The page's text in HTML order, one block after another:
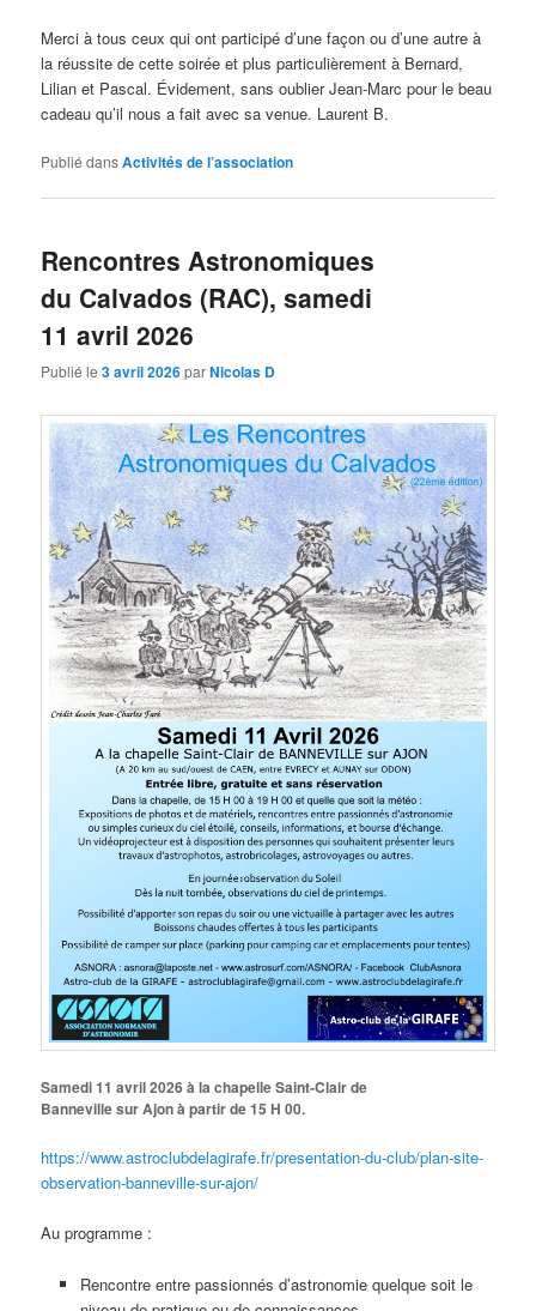
Merci à tous ceux qui ont participé d’une façon ou d’une autre à
la réussite de cette soirée et plus particulièrement à Bernard,
Lilian et Pascal. Évidement, sans oublier Jean-Marc pour le beau
cadeau qu’il nous a fait avec sa venue. Laurent B.
Publié dansActivités de l’association
Rencontres Astronomiques
du Calvados (RAC), samedi
11 avril 2026
Publié le3 avril 2026parNicolas D
Samedi 11 avril 2026 à la chapelle Saint-Clair de
Banneville sur Ajon à partir de 15 H 00.
https://www.astroclubdelagirafe.fr/presentation-du-club/plan-site-
observation-banneville-sur-ajon/
Au programme :
Rencontre entre passionnés d’astronomie quelque soit le